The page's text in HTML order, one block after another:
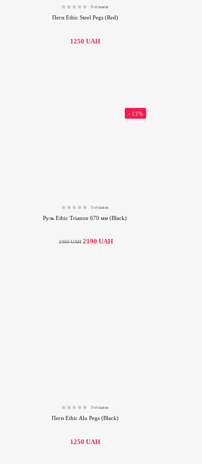
0 отзывов
Пеги Ethic Steel Pegs (Red)
1250 UAH
- 11%
0 отзывов
Руль Ethic Trianon 670 мм (Black)
2190UAH
2450UAH
0 отзывов
Пеги Ethic Alu Pegs (Black)
1250 UAH